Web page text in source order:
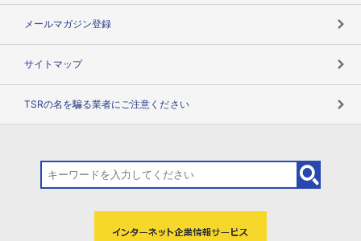
メールマガジン登録
サイトマップ
TSRの名を騙る業者にご注意ください